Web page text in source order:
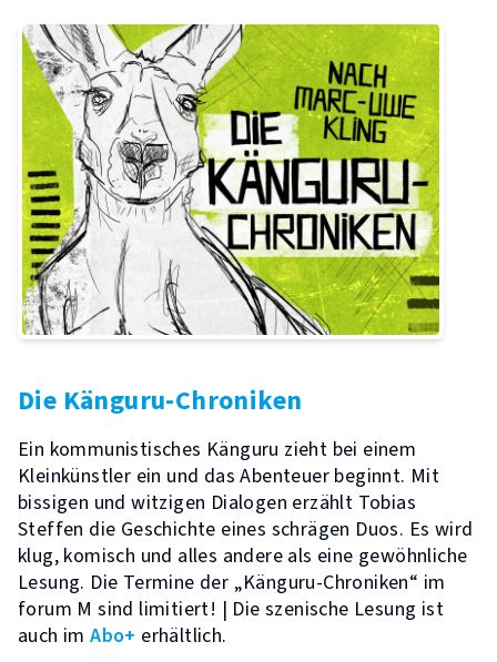
Die Känguru-Chroniken
Ein kommunistisches Känguru zieht bei einem
Kleinkünstler ein und das Abenteuer beginnt. Mit
bissigen und witzigen Dialogen erzählt Tobias
Steffen die Geschichte eines schrägen Duos. Es wird
klug, komisch und alles andere als eine gewöhnliche
Lesung. Die Termine der „Känguru-Chroniken“ im
forum M sind limitiert! | Die szenische Lesung ist
auch imAbo+ erhältlich.